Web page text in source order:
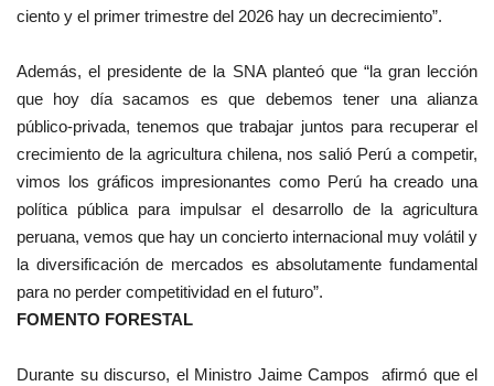
ciento y el primer trimestre del 2026 hay un decrecimiento”.
Además, el presidente de la SNA planteó que “la gran lección
que hoy día sacamos es que debemos tener una alianza
público-privada, tenemos que trabajar juntos para recuperar el
crecimiento de la agricultura chilena, nos salió Perú a competir,
vimos los gráficos impresionantes como Perú ha creado una
política pública para impulsar el desarrollo de la agricultura
peruana, vemos que hay un concierto internacional muy volátil y
la diversificación de mercados es absolutamente fundamental
para no perder competitividad en el futuro”.
FOMENTO FORESTAL
Durante su discurso, el Ministro Jaime Campos afirmó que el